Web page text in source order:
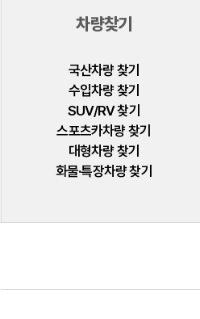
차량찾기
국산차량 찾기
수입차량 찾기
SUV/RV 찾기
스포츠카차량 찾기
대형차량 찾기
화물·특장차량 찾기